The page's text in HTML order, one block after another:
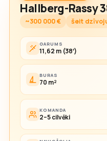
Hallberg-Rassy
~300 000 € šeit
GARUMS
11,62 m (38′)
BURAS
70 m²
KOMANDA
2–5 cilvēki